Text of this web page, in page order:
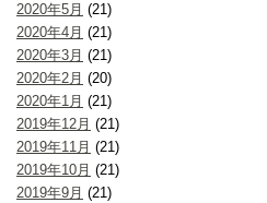
2020年5月 (21)
2020年4月 (21)
2020年3月 (21)
2020年2月 (20)
2020年1月 (21)
2019年12月 (21)
2019年11月 (21)
2019年10月 (21)
2019年9月 (21)